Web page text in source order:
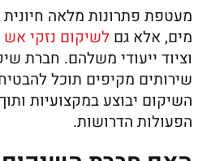
מעטפת פתרונות מלאה
מים, אלא גם לשיקום נזקי אש
וציוד ייעודי משלהם. חברת
שירותים מקיפים תוכל
השיקום יבוצע במקצועיות
הפעולות הדרושות.